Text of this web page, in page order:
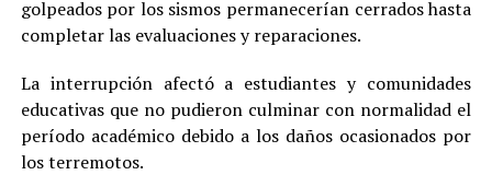
golpeados por los sismos permanecerían cerrados hasta
completar las evaluaciones y reparaciones.
La interrupción afectó a estudiantes y comunidades
educativas que no pudieron culminar con normalidad el
período académico debido a los daños ocasionados por
los terremotos.